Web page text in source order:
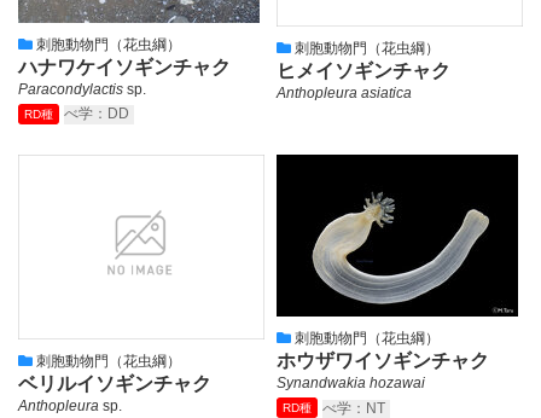
刺胞動物門（花虫綱）
ハナワケイソギンチャク
Paracondylactis sp.
RD種 べ学：DD
刺胞動物門（花虫綱）
ヒメイソギンチャク
Anthopleura asiatica
刺胞動物門（花虫綱）
ベリルイソギンチャク
Anthopleura sp.
刺胞動物門（花虫綱）
ホウザワイソギンチャク
Synandwakia hozawai
RD種 べ学：NT